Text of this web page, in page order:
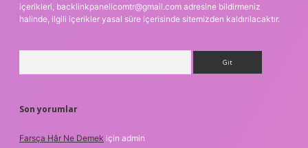
içerikleri, backlinkpanelicomtr@gmail.com adresine bildirmeniz
halinde, ilgili içerikler yasal süre içerisinde sitemizden kaldırılacaktır.
Son yorumlar
Farsça Hâr Ne Demek için admin